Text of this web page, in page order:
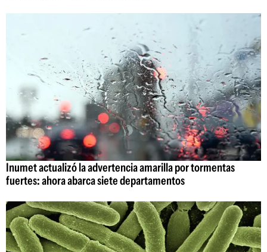
Inumet actualizó la advertencia amarilla por tormentas
fuertes: ahora abarca siete departamentos